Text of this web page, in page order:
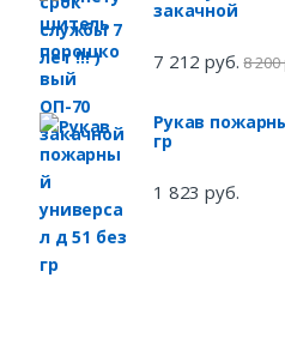
закачной
7 212 руб. 8 200
Рукав
гр
1 823 руб.